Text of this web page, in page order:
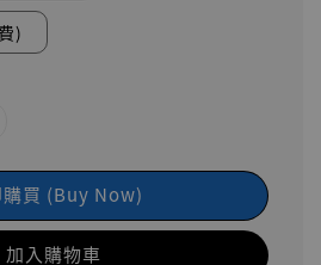
)
購買 (Buy Now)
加入購物車